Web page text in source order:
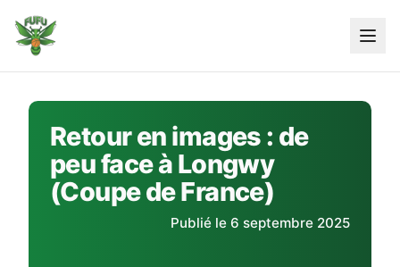
content
Retour en images : de
peu face à Longwy
(Coupe de France)
Publié le 6 septembre 2025